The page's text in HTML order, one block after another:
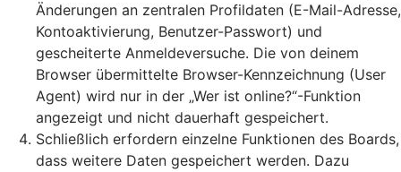
Änderungen an zentralen Profildaten (E-Mail-Adresse,
Kontoaktivierung, Benutzer-Passwort) und
gescheiterte Anmeldeversuche. Die von deinem
Browser übermittelte Browser-Kennzeichnung (User
Agent) wird nur in der „Wer ist online?“-Funktion
angezeigt und nicht dauerhaft gespeichert.
Schließlich erfordern einzelne Funktionen des Boards,
dass weitere Daten gespeichert werden. Dazu